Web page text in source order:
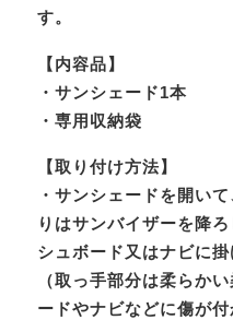
す。
【内容品】
・サンシェード1本
・専用収納袋
【取り付け方法】
・サンシェードを開い
りはサンバイザーを降
シュボード又はナビに掛
（取っ手部分は柔らか
ードやナビなどに傷が付